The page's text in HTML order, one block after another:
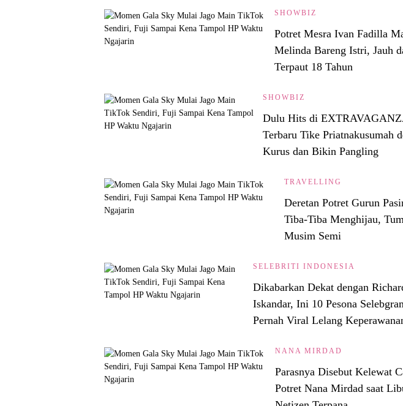
SHOWBIZ
Potret Mesra Ivan Fadilla
Melinda Bareng Istri, Jauh
Terpaut 18 Tahun
SHOWBIZ
Dulu Hits di
Terbaru Tike Priatnakusumah
Kurus dan Bikin Pangling
TRAVELLING
Deretan Potret Gurun
Tiba-Tiba Menghijau,
Musim Semi
SELEBRITI INDONESIA
Dikabarkan Dekat dengan
Iskandar, Ini 10 Pesona
Pernah Viral Lelang
NANA MIRDAD
Parasnya Disebut Kelewat
Potret Nana Mirdad saat